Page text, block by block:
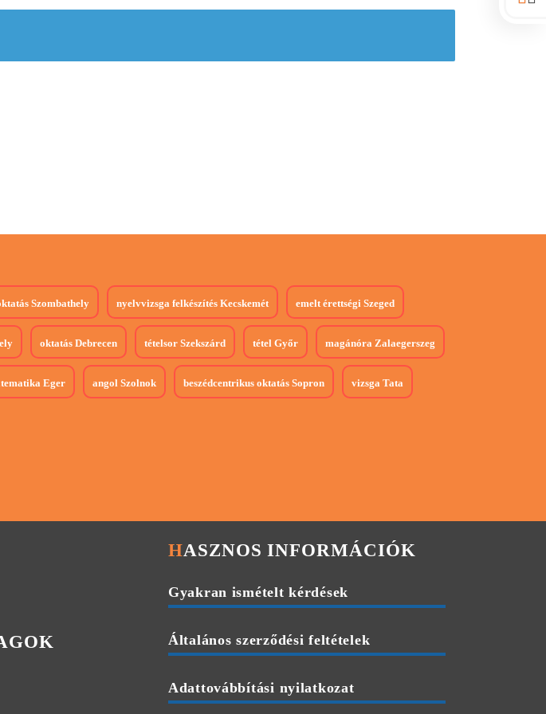
Szombathely nyelvvizsga felkészítés Kecskemét emelt érettségi Szeged
oktatásDebrecen tételsorSzekszárd tételGyőr magánóraZalaegerszeg
Eger angolSzolnok beszédcentrikus oktatásSopron vizsgaTata
HASZNOS INFORMÁCIÓK
Gyakran ismételt kérdések
Általános szerződési feltételek
Adattovábbítási nyilatkozat